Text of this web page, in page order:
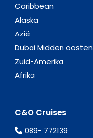
Caribbean
Alaska
Azië
Dubai Midden oosten
Zuid-Amerika
Afrika
C&O Cruises
089- 772139